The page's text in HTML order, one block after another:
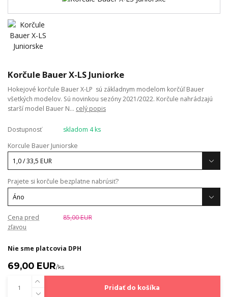
Korčule Bauer X-LS Juniorke
Hokejové korčule Bauer X-LP sú základnym modelom korčúľ Bauer
všetkých modelov. Sú novinkou sezóny 2021/2022. Korčule nahrádzajú
starší model Bauer N... celý popis
Dostupnosť
skladom 4 ks
Korcule Bauer Juniorske
Prajete si korčule bezplatne nabrúsiť?
Cena pred
zľavou
85,00 EUR
Nie sme platcovia DPH
69,00 EUR/ks
Pridať do košíka